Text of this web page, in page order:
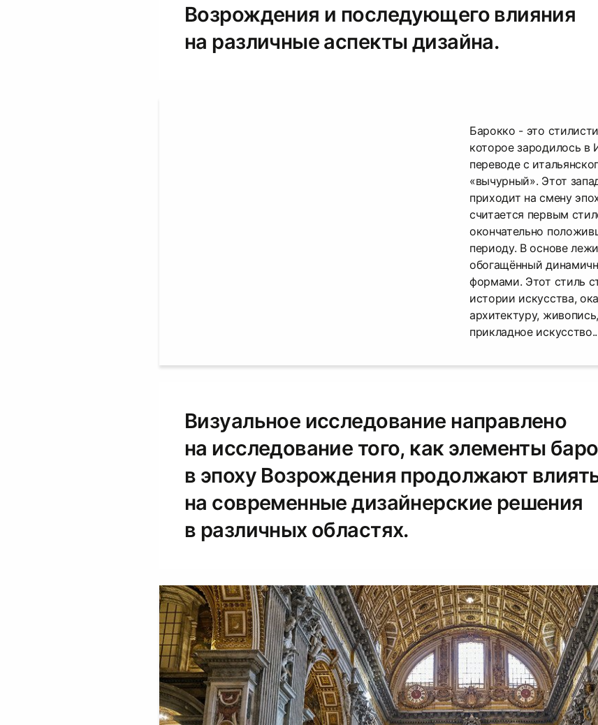
Возрождения и последующего влияния
на различные аспекты дизайна.
Барокко - это
которое зародилось в
переводе с
«вычурный». Этот
приходит на смену
считается первым
окончательно
периоду. В основе
обогащённый
формами. Этот стиль
истории искусства,
архитектуру,
прикладное искусство..
Визуальное исследование направлено
на исследование того, как элементы
в эпоху Возрождения продолжают
на современные дизайнерские решения
в различных областях.